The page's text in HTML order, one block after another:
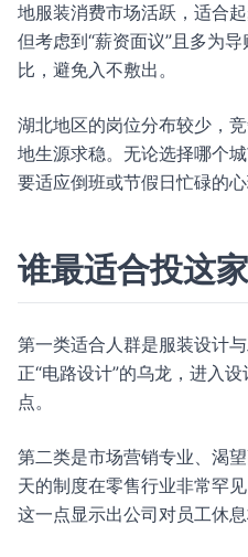
地服装消费市场活跃，适合
但考虑到“薪资面议”且多为
比，避免入不敷出。
湖北地区的岗位分布较少，
地生源求稳。无论选择哪个
要适应倒班或节假日忙碌的心
谁最适合投这
第一类适合人群是服装设计
正“电路设计”的乌龙，进入
点。
第二类是市场营销专业、渴
天的制度在零售行业非常罕
这一点显示出公司对员工休